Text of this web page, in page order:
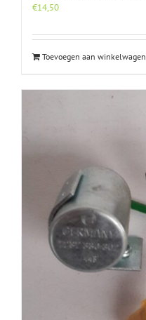
€14,50
Toevoegen aan winkelwagen